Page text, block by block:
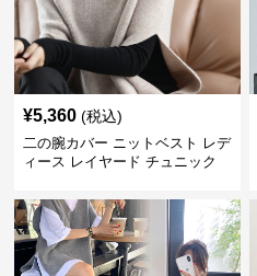
¥5,360 (税込)
二の腕カバー ニットベスト レデ
ィース レイヤード チュニック